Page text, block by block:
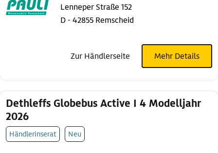
Lenneper Straße 152
D - 42855 Remscheid
Zur Händlerseite Mehr Details
Dethleffs Globebus Active I 4 Modelljahr
2026
Händlerinserat Neu